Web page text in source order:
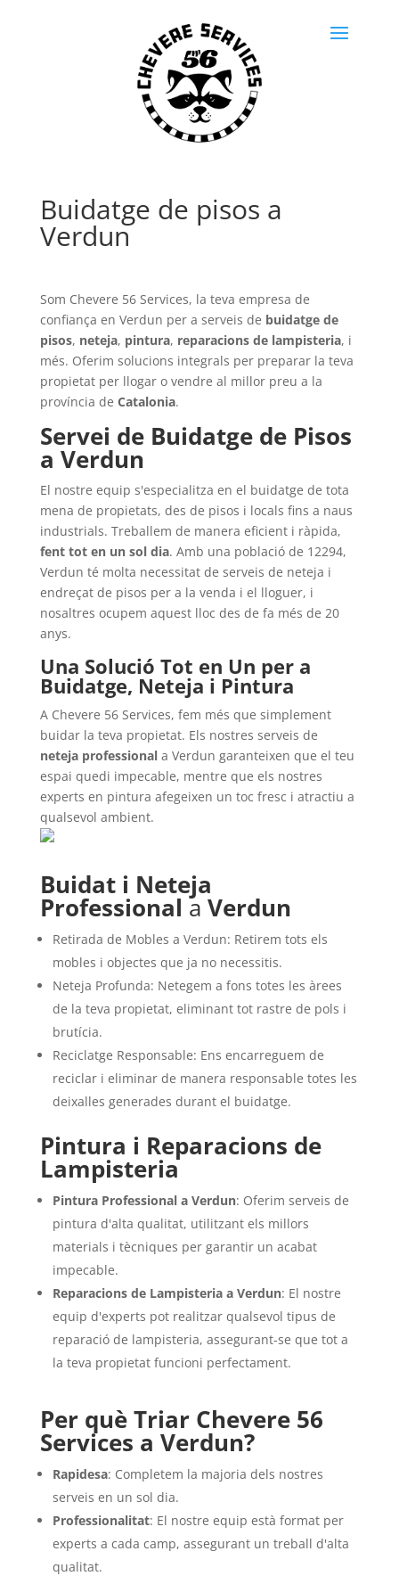
Buidatge de pisos a
Verdun
Som Chevere 56 Services, la teva empresa de
confiança en Verdun per a serveis de buidatge de
pisos, neteja, pintura, reparacions de lampisteria, i
més. Oferim solucions integrals per preparar la teva
propietat per llogar o vendre al millor preu a la
província de Catalonia.
Servei de Buidatge de Pisos
a Verdun
El nostre equip s'especialitza en el buidatge de tota
mena de propietats, des de pisos i locals fins a naus
industrials. Treballem de manera eficient i ràpida,
fent tot en un sol dia. Amb una població de 12294,
Verdun té molta necessitat de serveis de neteja i
endreçat de pisos per a la venda i el lloguer, i
nosaltres ocupem aquest lloc des de fa més de 20
anys.
Una Solució Tot en Un per a
Buidatge, Neteja i Pintura
A Chevere 56 Services, fem més que simplement
buidar la teva propietat. Els nostres serveis de
neteja professionala Verdun garanteixen que el teu
espai quedi impecable, mentre que els nostres
experts en pintura afegeixen un toc fresc i atractiu a
qualsevol ambient.
Buidat i Neteja
Professional a Verdun
Retirada de Mobles a Verdun: Retirem tots els
mobles i objectes que ja no necessitis.
Neteja Profunda: Netegem a fons totes les àrees
de la teva propietat, eliminant tot rastre de pols i
brutícia.
Reciclatge Responsable: Ens encarreguem de
reciclar i eliminar de manera responsable totes les
deixalles generades durant el buidatge.
Pintura i Reparacions de
Lampisteria
Pintura Professional a Verdun: Oferim serveis de
pintura d'alta qualitat, utilitzant els millors
materials i tècniques per garantir un acabat
impecable.
Reparacions de Lampisteria a Verdun: El nostre
equip d'experts pot realitzar qualsevol tipus de
reparació de lampisteria, assegurant-se que tot a
la teva propietat funcioni perfectament.
Per què Triar Chevere 56
Services a Verdun?
Rapidesa: Completem la majoria dels nostres
serveis en un sol dia.
Professionalitat: El nostre equip està format per
experts a cada camp, assegurant un treball d'alta
qualitat.